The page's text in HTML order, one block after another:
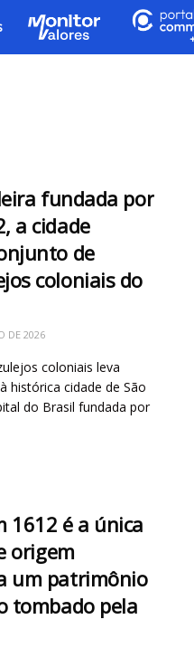
fundada por
a cidade
de
coloniais do
DE 2026
coloniais leva
histórica cidade de São
do Brasil fundada por
1612 é a única
origem
um patrimônio
tombado pela